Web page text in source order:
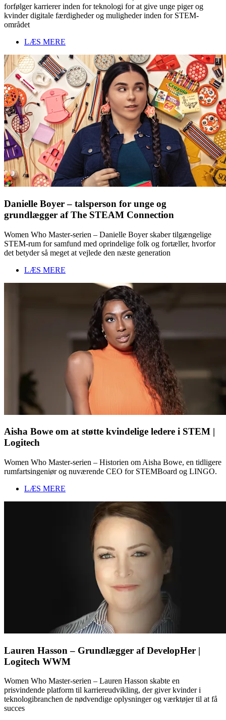
forfølger karrierer inden for teknologi for at give unge piger og
kvinder digitale færdigheder og muligheder inden for STEM-
området
LÆS MERE
Danielle Boyer – talsperson for unge og
grundlægger af The STEAM Connection
Women Who Master-serien – Danielle Boyer skaber tilgængelige
STEM-rum for samfund med oprindelige folk og fortæller, hvorfor
det betyder så meget at vejlede den næste generation
LÆS MERE
Aisha Bowe om at støtte kvindelige ledere i STEM |
Logitech
Women Who Master-serien – Historien om Aisha Bowe, en tidligere
rumfartsingeniør og nuværende CEO for STEMBoard og LINGO.
LÆS MERE
Lauren Hasson – Grundlægger af DevelopHer |
Logitech WWM
Women Who Master-serien – Lauren Hasson skabte en
prisvindende platform til karriereudvikling, der giver kvinder i
teknologibranchen de nødvendige oplysninger og værktøjer til at få
succes